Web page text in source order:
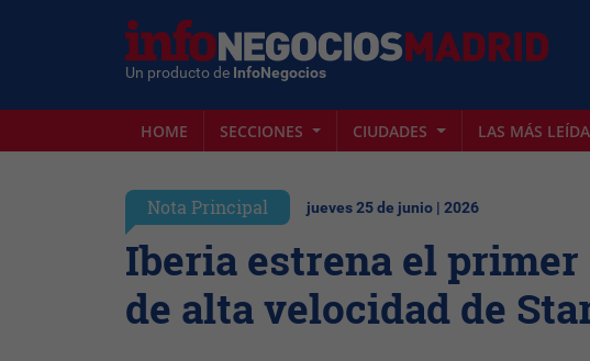
Un producto de InfoNegocios
HOME SECCIONES CIUDADES LAS MÁS
Nota Principal jueves 25 de junio | 2026
Iberia estrena el
de alta velocidad de